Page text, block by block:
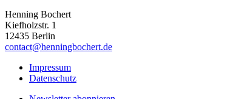
Henning Bochert
Kiefholzstr. 1
12435 Berlin
contact@henningbochert.de
Impressum
Datenschutz